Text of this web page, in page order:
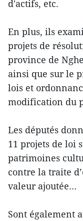
d'actifs, etc.
En plus, ils
projets de
province de
ainsi que sur le
lois et
modification du
Les députés
11 projets de loi
patrimoines
contre la traite
valeur ajoutée…
Sont également